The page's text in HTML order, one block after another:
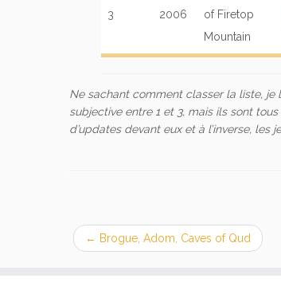
3 2006
of Firetop
Mountain
Ne sachant comment classer la liste, je
subjective entre 1 et 3, mais ils sont
d’updates devant eux et à l’inverse,
← Brogue, Adom, Caves of Qud